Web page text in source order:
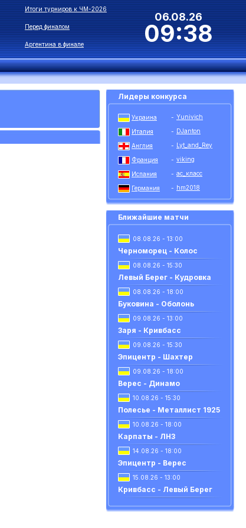
Итоги турниров к ЧМ-2026
Перед финалом
Аргентина в финале
06.08.26
09:38
Лидеры конкурса
Украина - Yunivich
Италия - DJanton
Англия - Lyt_and_Rey
Франция - viking
Испания - ас_класс
Германия - hm2018
Ближайшие матчи
08.08.26 - 13:00
Черноморец - Колос
08.08.26 - 15:30
Левый Берег - Кудровка
08.08.26 - 18:00
Буковина - Оболонь
09.08.26 - 13:00
Заря - Кривбасс
09.08.26 - 15:30
Эпицентр - Шахтер
09.08.26 - 18:00
Верес - Динамо
10.08.26 - 15:30
Полесье - Металлист 1925
10.08.26 - 18:00
Карпаты - ЛНЗ
14.08.26 - 18:00
Эпицентр - Верес
15.08.26 - 13:00
Кривбасс - Левый Берег